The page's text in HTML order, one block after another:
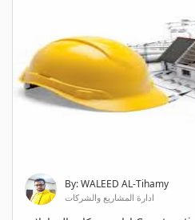
By: WALEED AL-Tihamy
ادارة المشاريع والشركات